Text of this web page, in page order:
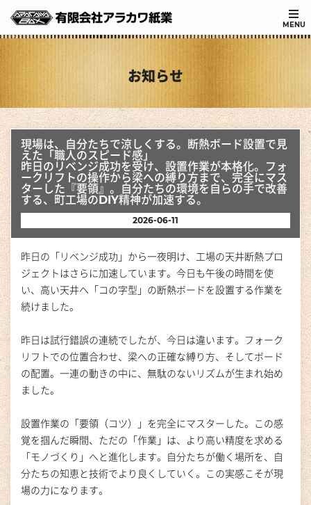
MENU
お知らせ
現場は、自分たちで涼しくする。断熱ボード設置で見
えた「職人のスピード感」
昨日のリベンジ成功を受け、設置作業が本格化。フォ
ークリフトの操作から梁への縛り方まで、完全にマス
ターした『要領』。自分たちの環境を自らの手で改善
する、町工場のDIY精神が加速する。
2026-06-11
昨日の「リベンジ成功」から一夜明け、工場の天井断熱プロ
ジェクトはさらに加速しています。今日も午後の時間を使
い、高い天井へ「コの字型」の断熱ボードを設置する作業を
続けました。
昨日は試行錯誤の連続でしたが、今日は違います。フォーク
リフトでの位置合わせ、梁への正確な縛り方、そしてボード
の配置。一連の動きの中に、無駄のないリズムが生まれ始め
ました。
設置作業の「要領（コツ）」を完全にマスターした。この感
覚を掴んだ瞬間、ただの「作業」は、より高い精度を求める
「モノづくり」へと進化します。自分たちが働く場所を、自
分たちの知恵と技術でより良くしていく。この実感こそが現
場の力になります。